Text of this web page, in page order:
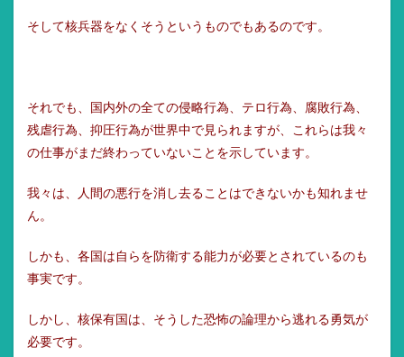
そして核兵器をなくそうというものでもあるのです。
それでも、国内外の全ての侵略行為、テロ行為、腐敗行為、
残虐行為、抑圧行為が世界中で見られますが、これらは我々
の仕事がまだ終わっていないことを示しています。
我々は、人間の悪行を消し去ることはできないかも知れませ
ん。
しかも、各国は自らを防衛する能力が必要とされているのも
事実です。
しかし、核保有国は、そうした恐怖の論理から逃れる勇気が
必要です。